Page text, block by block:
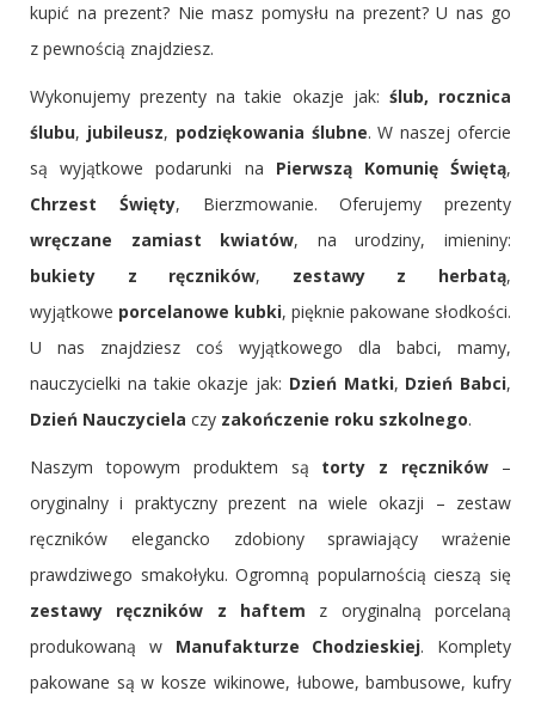
kupić na prezent? Nie masz pomysłu na prezent? U nas go
z pewnością znajdziesz.
Wykonujemy prezenty na takie okazje jak: ślub, rocznica
ślubu, jubileusz, podziękowania ślubne. W naszej ofercie
są wyjątkowe podarunki na Pierwszą Komunię Świętą,
Chrzest Święty, Bierzmowanie. Oferujemy prezenty
wręczane zamiast kwiatów, na urodziny, imieniny:
bukiety z ręczników, zestawy z herbatą,
wyjątkowe porcelanowe kubki, pięknie pakowane słodkości.
U nas znajdziesz coś wyjątkowego dla babci, mamy,
nauczycielki na takie okazje jak: Dzień Matki, Dzień Babci,
Dzień Nauczyciela czy zakończenie roku szkolnego.
Naszym topowym produktem są torty z ręczników –
oryginalny i praktyczny prezent na wiele okazji – zestaw
ręczników elegancko zdobiony sprawiający wrażenie
prawdziwego smakołyku. Ogromną popularnością cieszą się
zestawy ręczników z haftem z oryginalną porcelaną
produkowaną wManufakturze Chodzieskiej. Komplety
pakowane są w kosze wikinowe, łubowe, bambusowe, kufry